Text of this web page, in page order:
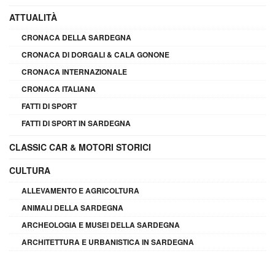
ATTUALITÀ
CRONACA DELLA SARDEGNA
CRONACA DI DORGALI & CALA GONONE
CRONACA INTERNAZIONALE
CRONACA ITALIANA
FATTI DI SPORT
FATTI DI SPORT IN SARDEGNA
CLASSIC CAR & MOTORI STORICI
CULTURA
ALLEVAMENTO E AGRICOLTURA
ANIMALI DELLA SARDEGNA
ARCHEOLOGIA E MUSEI DELLA SARDEGNA
ARCHITETTURA E URBANISTICA IN SARDEGNA